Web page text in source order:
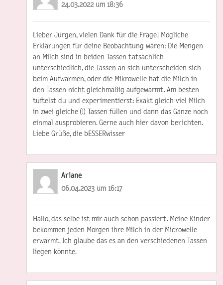
24.03.2022 um 18:36
Lieber Jürgen, vielen Dank für die Frage! Mögliche
Erklärungen für deine Beobachtung wären: Die Mengen
an Milch sind in beiden Tassen tatsächlich
unterschiedlich, die Tassen an sich unterscheiden sich
beim Aufwärmen, oder die Mikrowelle hat die Milch in
den Tassen nicht gleichmäßig aufgewärmt. Am besten
tüftelst du und experimentierst: Exakt gleich viel Milch
in zwei gleiche (!) Tassen füllen und dann das Ganze noch
einmal ausprobieren. Gerne auch hier davon berichten.
Liebe Grüße, die bESSERwisser
Ariane
06.04.2023 um 16:17
Hallo, das selbe ist mir auch schon passiert. Meine Kinder
bekommen jeden Morgen ihre Milch in der Microwelle
erwärmt. Ich glaube das es an den verschiedenen Tassen
liegen könnte.